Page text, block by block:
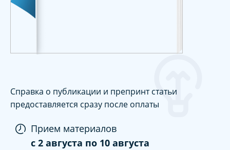
Справка о публикации и препринт статьи
предоставляется сразу после оплаты
Прием материалов
c 2 августа по 10 августа